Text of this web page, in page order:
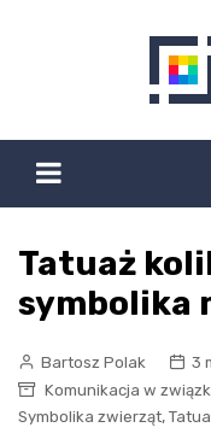
Tatuaż
symbolika
Bartosz Polak
3
Komunikacja w
Symbolika zwierząt,